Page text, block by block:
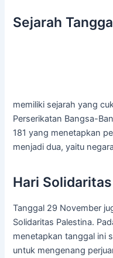
Sejarah
memiliki sejarah yang
Perserikatan Bangsa-
181 yang menetapkan
menjadi dua, yaitu
Hari
Tanggal 29 November
Solidaritas Palestina.
menetapkan tanggal ini
untuk mengenang